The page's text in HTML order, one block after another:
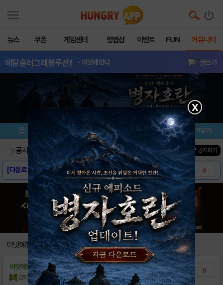
뉴스 쿠폰 게임센터 헝앱샵 이벤트 FUN 커뮤니티
메탈슬러그레볼루션f - 이맛에한다 글쓰기
메뉴 이벤트/미션 설치/평가 즐겨찾기
공지사항 진행중인 이벤트0건 ▼ 공지펴기
[다운로드링크] - 메탈슬러그 레볼루션 for.. 0
메탈슬러그 레볼루션의 백미, 팀대전 소개 0
초반 골드 수급을 위한 서바이벌 모드 활용법
직접 만들면 더 강하다! 슬러그 제작 시스템!
캐릭터 무기별 특징을 살펴보자
게임의 핵심! 슬러그 시스템을 알아보자!
소모품이 아니다! 무기장비 시스템 안내! 1
이맛에한다
이맛에한다 메탈슬러그는 슬러그 도감채우는 맛으로 한다!
갑작스레 조회수:66 | 15.02.16
0
X